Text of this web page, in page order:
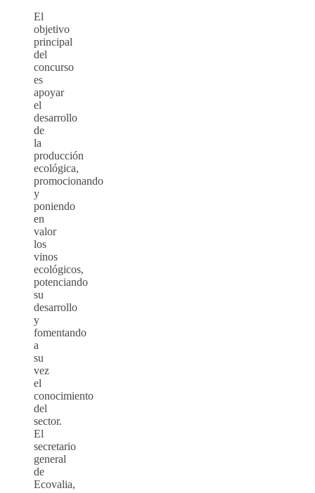
El
objetivo
principal
del
concurso
es
apoyar
el
desarrollo
de
la
producción
ecológica,
promocionando
y
poniendo
en
valor
los
vinos
ecológicos,
potenciando
su
desarrollo
y
fomentando
a
su
vez
el
conocimiento
del
sector.
El
secretario
general
de
Ecovalia,